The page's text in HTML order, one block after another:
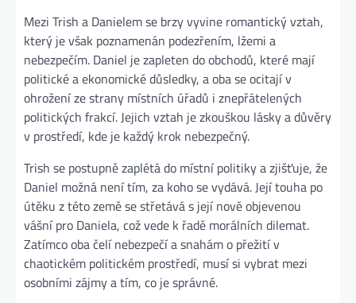
Mezi Trish a Danielem se brzy vyvine romantický vztah,
který je však poznamenán podezřením, lžemi a
nebezpečím. Daniel je zapleten do obchodů, které mají
politické a ekonomické důsledky, a oba se ocitají v
ohrožení ze strany místních úřadů i znepřátelených
politických frakcí. Jejich vztah je zkouškou lásky a důvěry
v prostředí, kde je každý krok nebezpečný.
Trish se postupně zaplétá do místní politiky a zjišťuje, že
Daniel možná není tím, za koho se vydává. Její touha po
útěku z této země se střetává s její nově objevenou
vášní pro Daniela, což vede k řadě morálních dilemat.
Zatímco oba čelí nebezpečí a snahám o přežití v
chaotickém politickém prostředí, musí si vybrat mezi
osobními zájmy a tím, co je správné.